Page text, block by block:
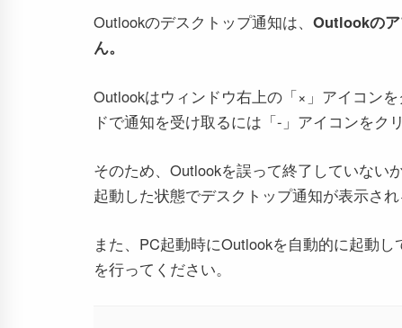
Outlookのデスクトップ通知は、 Outlookの
ん。
Outlookはウィンドウ右上の「×」アイコン
ドで通知を受け取るには「-」アイコンをク
そのため、Outlookを誤って終了していない
起動した状態でデスクトップ通知が表示され
また、PC起動時にOutlookを自動的に起動
を行ってください。